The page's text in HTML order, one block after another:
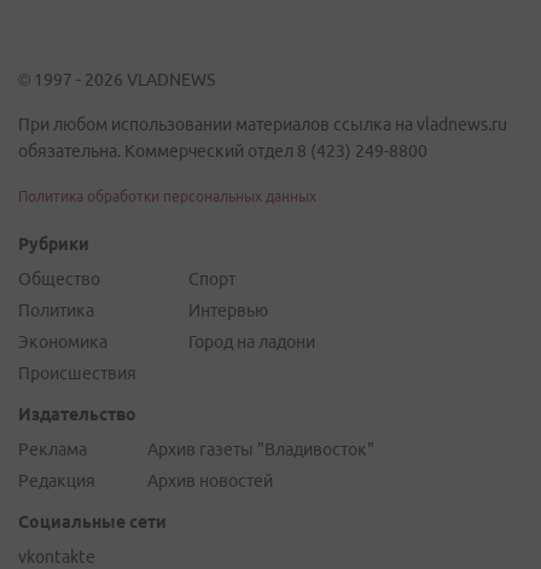
© 1997 - 2026 VLADNEWS
При любом использовании материалов ссылка на vladnews.ru
обязательна. Коммерческий отдел 8 (423) 249-8800
Политика обработки персональных данных
Рубрики
Общество
Политика
Экономика
Происшествия
Спорт
Интервью
Город на ладони
Издательство
Реклама
Редакция
Архив газеты "Владивосток"
Архив новостей
Социальные сети
vkontakte